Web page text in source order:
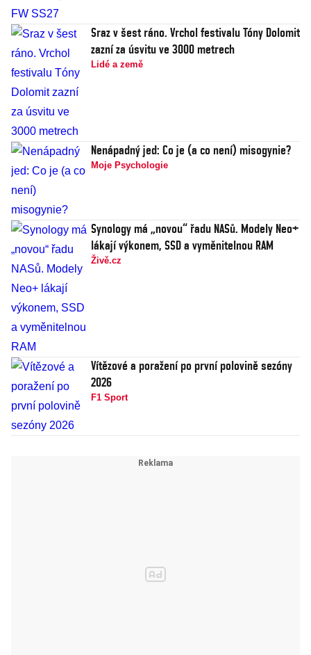
Sraz v šest ráno. Vrchol festivalu Tóny Dolomit
zazní za úsvitu ve 3000 metrech
Lidé a země
Nenápadný jed: Co je (a co není) misogynie?
Moje Psychologie
Synology má „novou“ řadu NASů. Modely Neo+
lákají výkonem, SSD a vyměnitelnou RAM
Živě.cz
Vítězové a poražení po první polovině sezóny
2026
F1 Sport